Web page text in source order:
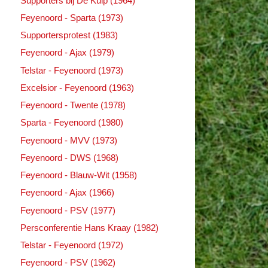
Feyenoord - Sparta (1973)
Supportersprotest (1983)
Feyenoord - Ajax (1979)
Telstar - Feyenoord (1973)
Excelsior - Feyenoord (1963)
Feyenoord - Twente (1978)
Sparta - Feyenoord (1980)
Feyenoord - MVV (1973)
Feyenoord - DWS (1968)
Feyenoord - Blauw-Wit (1958)
Feyenoord - Ajax (1966)
Feyenoord - PSV (1977)
Persconferentie Hans Kraay (1982)
Telstar - Feyenoord (1972)
Feyenoord - PSV (1962)